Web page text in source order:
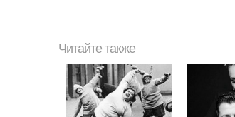
Читайте также